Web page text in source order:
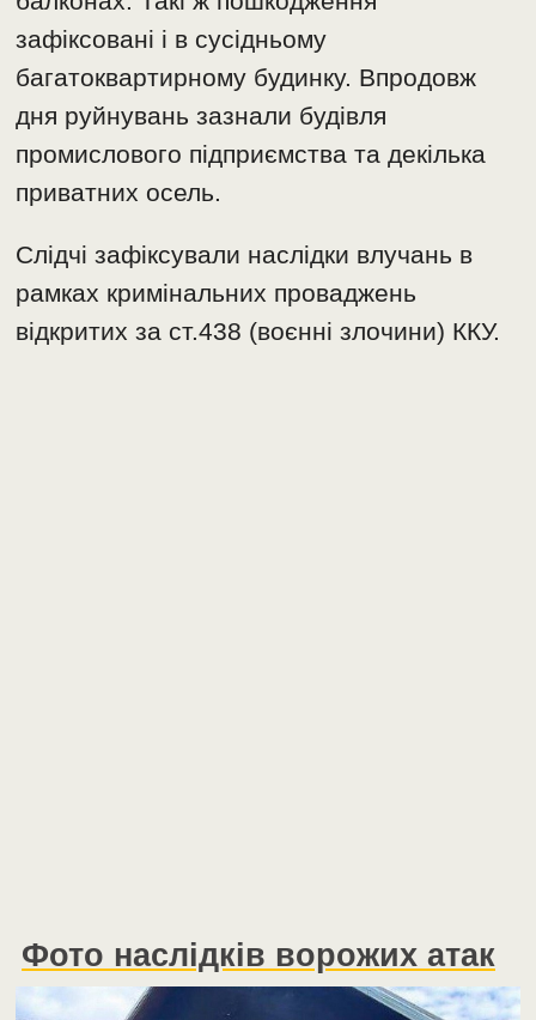
зафіксовані і в сусідньому
багатоквартирному будинку. Впродовж
дня руйнувань зазнали будівля
промислового підприємства та декілька
приватних осель.
Слідчі зафіксували наслідки влучань в
рамках кримінальних проваджень
відкритих за ст.438 (воєнні злочини) ККУ.
Фото наслідків ворожих атак